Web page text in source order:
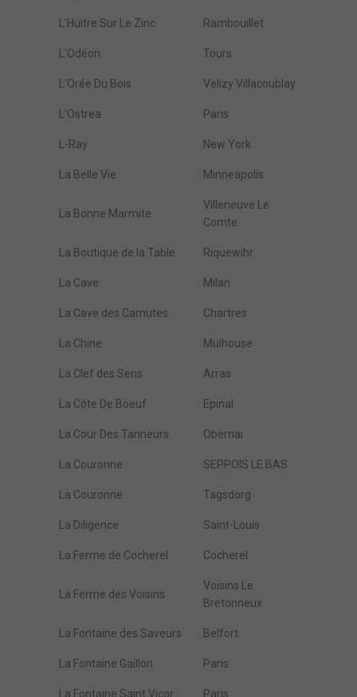
L'Huitre Sur Le Zinc Rambouillet
L'Odéon Tours
L'Orée Du Bois Velizy Villacoublay
L'Ostrea Paris
L-Ray New York
La Belle Vie Minneapolis
La Bonne Marmite
Villeneuve Le
Comte
La Boutique de la Table Riquewihr
La Cave Milan
La Cave des Carnutes Chartres
La Chine Mulhouse
La Clef des Sens Arras
La Côte De Boeuf Epinal
La Cour Des Tanneurs Obernai
La Couronne SEPPOIS LE BAS
La Couronne Tagsdorg
La Diligence Saint-Louis
La Ferme de Cocherel Cocherel
La Ferme des Voisins
Voisins Le
Bretonneux
La Fontaine des Saveurs Belfort
La Fontaine Gaillon Paris
La Fontaine Saint Vicor Paris